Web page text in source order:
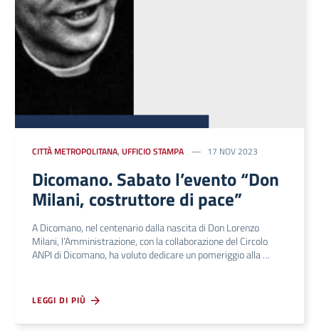
CITTÀ METROPOLITANA, UFFICIO STAMPA 17 NOV 2023
Dicomano. Sabato l’evento “Don
Milani, costruttore di pace”
A Dicomano, nel centenario dalla nascita di Don Lorenzo
Milani, l’Amministrazione, con la collaborazione del Circolo
ANPI di Dicomano, ha voluto dedicare un pomeriggio alla …
LEGGI DI PIÙ